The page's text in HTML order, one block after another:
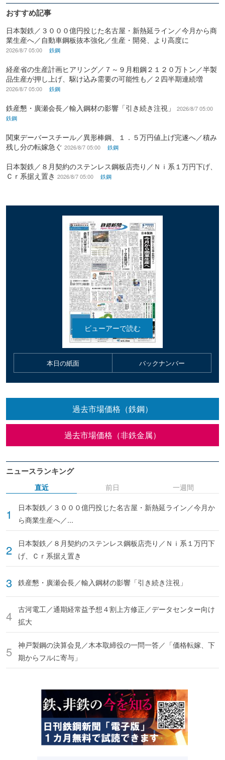
おすすめ記事
日本製鉄／３０００億円投じた名古屋・新熱延ライン／今月から商
業生産へ／自動車鋼板抜本強化／生産・開発、より高度に
2026/8/7 05:00 鉄鋼
経産省の生産計画ヒアリング／７～９月粗鋼２１２０万トン／半製
品生産が押し上げ、駆け込み需要の可能性も／２四半期連続増
2026/8/7 05:00 鉄鋼
鉄産懇・廣瀬会長／輸入鋼材の影響「引き続き注視」
2026/8/7 05:00
鉄鋼
関東デーバースチール／異形棒鋼、１．５万円値上げ完遂へ／積み
残し分の転嫁急ぐ 2026/8/7 05:00 鉄鋼
日本製鉄／８月契約のステンレス鋼板店売り／Ｎｉ系１万円下げ、
Ｃｒ系据え置き 2026/8/7 05:00 鉄鋼
本日の紙面 バックナンバー
過去市場価格（鉄鋼）
過去市場価格（非鉄金属）
ニュースランキング
直近
日本製鉄／３０００億円投じた名古屋・新熱延ライン／今月か
ら商業生産へ／...
日本製鉄／８月契約のステンレス鋼板店売り／Ｎｉ系１万円下
げ、Ｃｒ系据え置き
鉄産懇・廣瀬会長／輸入鋼材の影響「引き続き注視」
古河電工／通期経常益予想４割上方修正／データセンター向け
拡大
神戸製鋼の決算会見／木本取締役の一問一答／「価格転嫁、下
期からフルに寄与」
前日 一週間